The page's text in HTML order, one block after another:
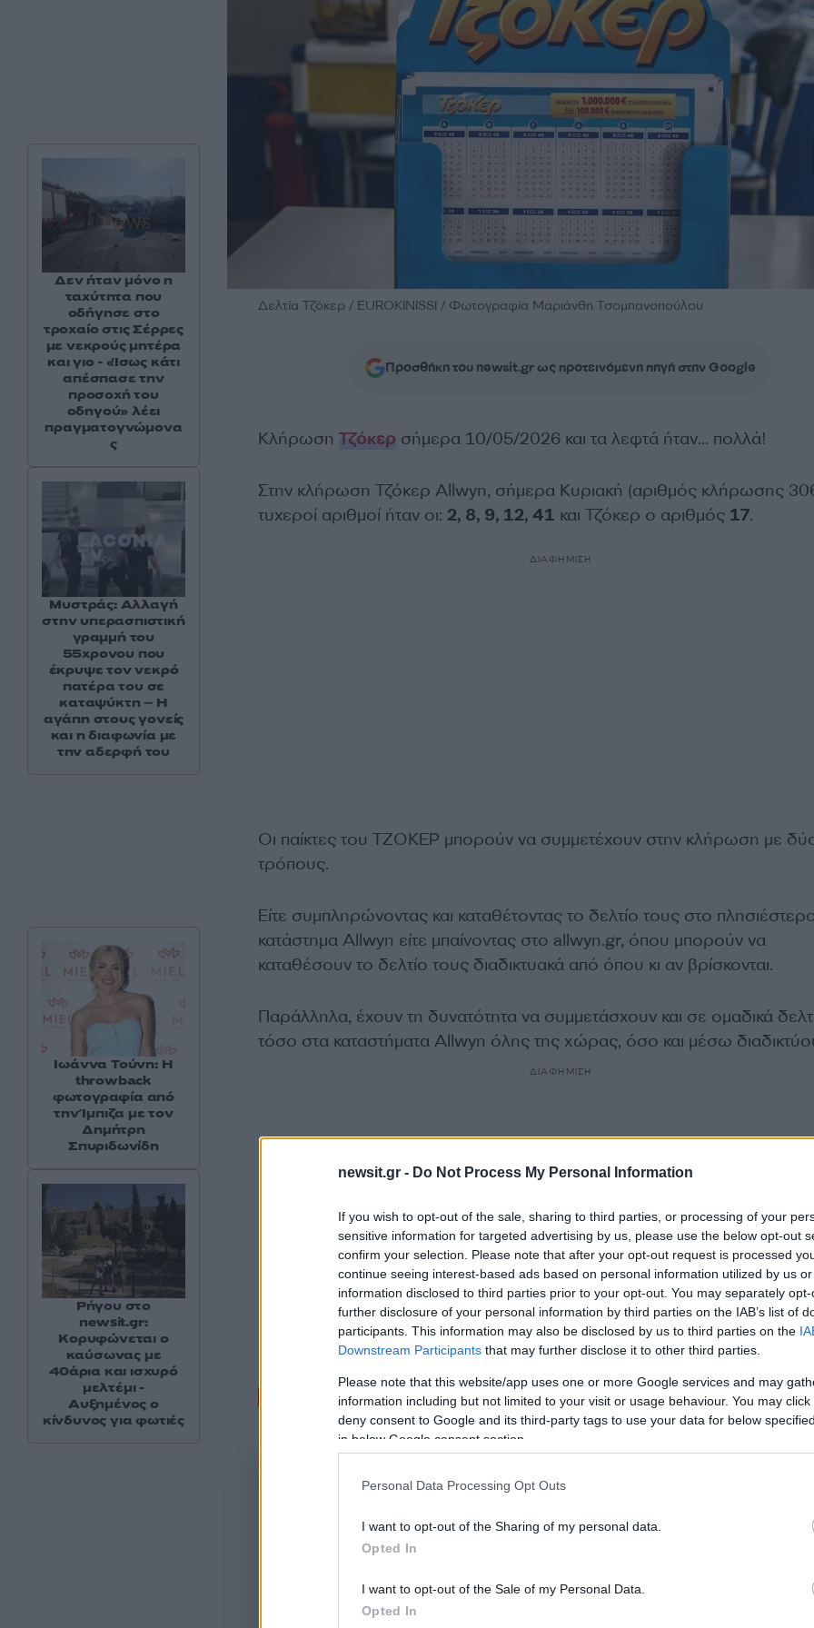
newsit.gr - Do Not Process My Personal Information
If you wish to opt-out of the sale, sharing to third parties, or processing of your
sensitive information for targeted advertising by us, please use the below opt-out
confirm your selection. Please note that after your opt-out request is processed
continue seeing interest-based ads based on personal information utilized by us
information disclosed to third parties prior to your opt-out. You may separately
further disclosure of your personal information by third parties on the IAB’s list of
participants. This information may also be disclosed by us to third parties on the
Downstream Participants that may further disclose it to other third parties.
Please note that this website/app uses one or more Google services and may
information including but not limited to your visit or usage behaviour. You may
deny consent to Google and its third-party tags to use your data for below
in below Google consent section.
Personal Data Processing Opt Outs
I want to opt-out of the Sharing of my personal data.
Opted In
I want to opt-out of the Sale of my Personal Data.
Opted In
Δελτία Τζόκερ / EUROKINISSI / Φωτογραφία Μαριάνθη Τσομπανοπούλου
Προσθήκη του newsit.gr ως προτεινόμενη πηγή στην Google
Κλήρωση Τζόκερ σήμερα 10/05/2026 και τα λεφτά ήταν… πολλά!
Στην κλήρωση Τζόκερ Allwyn, σήμερα Κυριακή (αριθμός κλήρωσης
τυχεροί αριθμοί ήταν οι: 2, 8, 9, 12, 41 και Τζόκερ ο αριθμός 17.
ΔΙΑΦΗΜΙΣΗ
Οι παίκτες του ΤΖΟΚΕΡ μπορούν να συμμετέχουν στην κλήρωση με
τρόπους.
Είτε συμπληρώνοντας και καταθέτοντας το δελτίο τους στο
κατάστημα Allwyn είτε μπαίνοντας στο allwyn.gr, όπου μπορούν να
καταθέσουν το δελτίο τους διαδικτυακά από όπου κι αν βρίσκονται.
Παράλληλα, έχουν τη δυνατότητα να συμμετάσχουν και σε ομαδικά
τόσο στα καταστήματα Allwyn όλης της χώρας, όσο και μέσω
ΔΙΑΦΗΜΙΣΗ
Σχόλια
Σχολίασε εδώ
Δεν ήταν μόνο η
ταχύτητα που
οδήγησε στο
τροχαίο στις Σέρρες
με νεκρούς μητέρα
και γιο - «Ίσως κάτι
απέσπασε την
προσοχή του
οδηγού» λέει
πραγματογνώμονα
ς
Μυστράς: Αλλαγή
στην υπερασπιστική
γραμμή του
55χρονου που
έκρυψε τον νεκρό
πατέρα του σε
καταψύκτη – Η
αγάπη στους γονείς
και η διαφωνία με
την αδερφή του
Ιωάννα Τούνη: Η
throwback
φωτογραφία από
την Ίμπιζα με τον
Δημήτρη
Σπυριδωνίδη
Ρήγου στο
newsit.gr:
Κορυφώνεται ο
καύσωνας με
40άρια και ισχυρό
μελτέμι -
Αυξημένος ο
κίνδυνος για φωτιές